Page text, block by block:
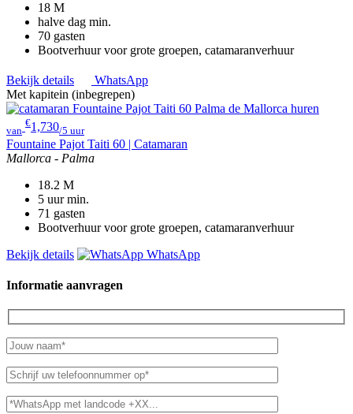
18 M
halve dag min.
70 gasten
Bootverhuur voor grote groepen, catamaranverhuur
Bekijk details
WhatsApp
Met kapitein (inbegrepen)
van
€1,730/5 uur
Fountaine Pajot Taiti 60 | Catamaran
Mallorca - Palma
18.2 M
5 uur min.
71 gasten
Bootverhuur voor grote groepen, catamaranverhuur
Bekijk details
WhatsApp
Informatie aanvragen